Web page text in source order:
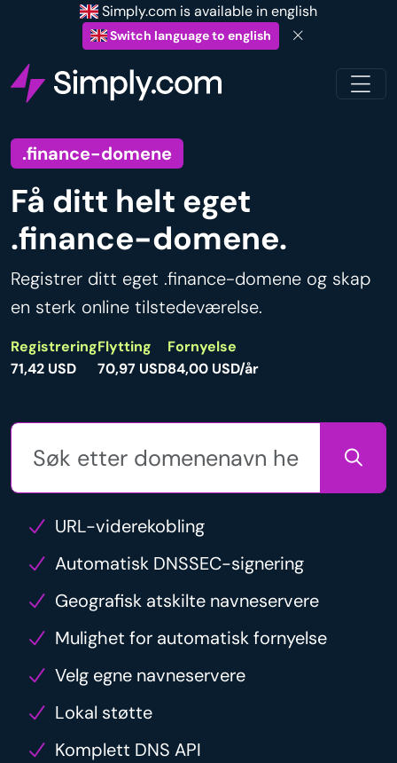
Simply.com is available in english
Switch language to english
.finance-domene
Få ditt helt eget
.finance-domene.
Registrer ditt eget .finance-domene og skap
en sterk online tilstedeværelse.
Registrering
71,42 USD
Flytting
70,97 USD
Fornyelse
84,00 USD/år
URL-viderekobling
Automatisk DNSSEC-signering
Geografisk atskilte navneservere
Mulighet for automatisk fornyelse
Velg egne navneservere
Lokal støtte
Komplett DNS API